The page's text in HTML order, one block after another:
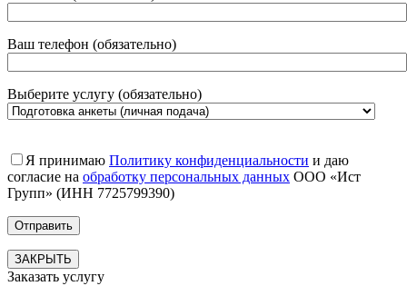
Ваш телефон (обязательно)
Выберите услугу (обязательно)
Я принимаю Политику конфиденциальности и даю
согласие на обработку персональных данных ООО «Ист
Групп» (ИНН 7725799390)
ЗАКРЫТЬ
Заказать услугу